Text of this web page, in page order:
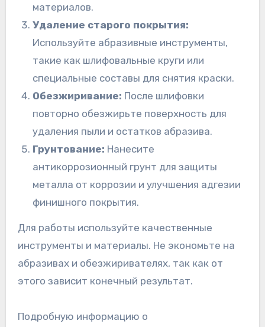
материалов.
Удаление старого покрытия:
Используйте абразивные инструменты,
такие как шлифовальные круги или
специальные составы для снятия краски.
Обезжиривание: После шлифовки
повторно обезжирьте поверхность для
удаления пыли и остатков абразива.
Грунтование: Нанесите
антикоррозионный грунт для защиты
металла от коррозии и улучшения адгезии
финишного покрытия.
Для работы используйте качественные
инструменты и материалы. Не экономьте на
абразивах и обезжиривателях, так как от
этого зависит конечный результат.
Подробную информацию о